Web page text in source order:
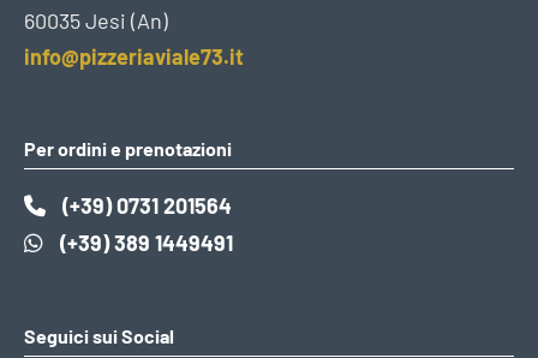
60035 Jesi (An)
info@pizzeriaviale73.it
Per ordini e prenotazioni
(+39) 0731 201564
(+39) 389 1449491
Seguici sui Social